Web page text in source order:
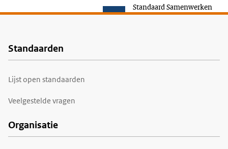
Standaard Samenwerken
Voet
Standaarden
Lijst open standaarden
Veelgestelde vragen
Organisatie